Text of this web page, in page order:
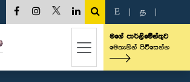
E த
මගේ පාර්ලිමේන්තුව
මෙතැනින් පිවිසෙන්න